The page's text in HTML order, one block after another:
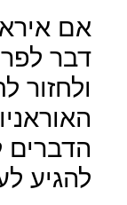
אם
דבר
ולחזור
הדברים
להגיע